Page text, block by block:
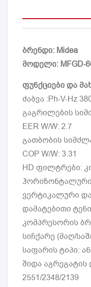
ბრენდი: Midea
მოდელი: MFGD-
ფუნქციები და
ძაბვა :Ph-V-Hz
გაგრილების
EER W/W: 2.7
გათბობის
COP W/W: 3.31
HD ფილტრები:
ჰორიზონტალური
ვერტიკალური
დამატებითი
კომპრესორის
სიჩქარე (მაღ/
საფარის ტიპი:
შიდა აგრეგატის
2551/2348/2139